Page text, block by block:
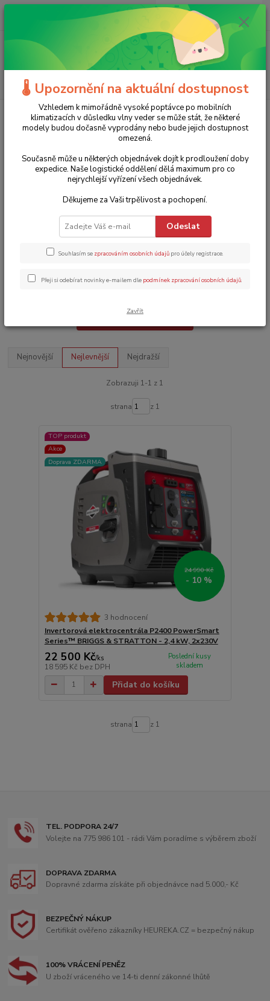
(Po-Ne, 8-20 hod.)
ks
0 Kč
Značky Briggs & Stratton
Briggs & Stratton
Nejprodávanější
BRIGGS & STRATTON - 2,4 kW, 2x230V
Profesionální kufříkový generátor P2400 Briggs&Startton
Poslední kusy skladem
18 595 Kč bez DPH
Nejnovější Nejlevnější Nejdražší
Zobrazuji 1-1 z 1
strana z 1
TOP produkt
Akce
Doprava ZDARMA
24 990 Kč
- 10 %
3 hodnocení
Invertorová elektrocentrála P2400 PowerSmart
Series™ BRIGGS & STRATTON - 2,4 kW, 2x230V
22 500 Kč/ks
18 595 Kč bez DPH
Poslední kusy
skladem
Přidat do košíku
strana z 1
TEL. PODPORA 24/7
Volejte na 775 986 101 - rádi Vám poradíme s výběrem zboží
DOPRAVA ZDARMA
Dopravné zdarma získáte při objednávce nad 5.000,- Kč
BEZPEČNÝ NÁKUP
Certifikát ověřeno zákazníky HEUREKA.CZ = bezpečný nákup
100% VRÁCENÍ PENĚZ
U zboží vráceného ve 14-ti denní zákonné lhůtě
🌡️ Upozornění na aktuální dostupnost
Vzhledem k mimořádně vysoké poptávce po mobilních
klimatizacích v důsledku vlny veder se může stát, že některé
modely budou dočasně vyprodány nebo bude jejich dostupnost
omezená.
Současně může u některých objednávek dojít k prodloužení doby
expedice. Naše logistické oddělení dělá maximum pro co
nejrychlejší vyřízení všech objednávek.
Děkujeme za Vaši trpělivost a pochopení.
Odeslat
Souhlasím se zpracováním osobních údajů pro účely registrace.
Přeji si odebírat novinky e-mailem dle podmínek zpracování osobních údajů
Zavřít